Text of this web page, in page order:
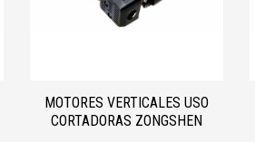
MOTORES VERTICALES USO
CORTADORAS ZONGSHEN